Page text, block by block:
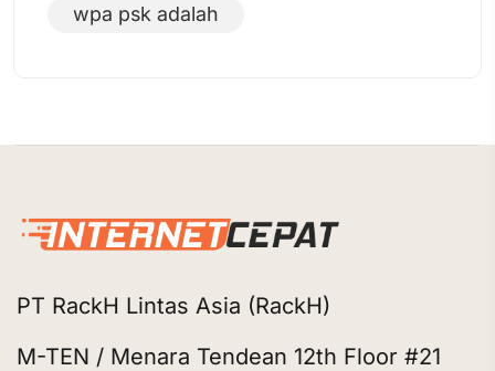
wpa psk adalah
PT RackH Lintas Asia (RackH)
M-TEN / Menara Tendean 12th Floor #21